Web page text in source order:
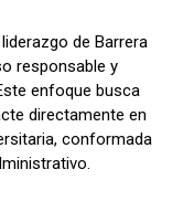
de Barrera
responsable y
enfoque busca
directamente en
conformada